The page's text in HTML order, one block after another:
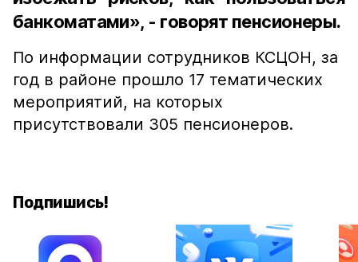
банкоматами», - говорят пенсионеры.
По информации сотрудников КСЦОН, за
год в районе прошло 17 тематических
мероприятий, на которых
присутствовали 305 пенсионеров.
Подпишись!